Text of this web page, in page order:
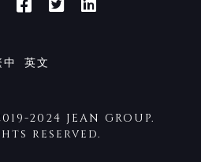
中 英文
2024 JEAN GROUP.
reserved.